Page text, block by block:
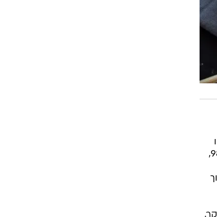
פחות ניתנים לעיכול מחלבוני בקר. בעוד שבשר בקר הראה יכולת עיכול חלבון של למעלה מ-98%,